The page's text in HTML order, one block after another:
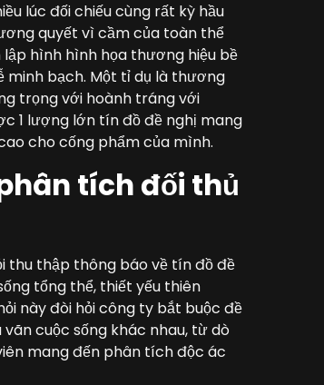
lúc đối chiếu cùng rất kỳ hầu
quyết vì cầm của toàn thể
hình hình họa thương hiệu bề
minh bạch. Một tỉ dụ là thương
trọng với hoành tráng với
1 lượng lớn tín đồ đề nghị mang
cho cống phẩm của mình.
tích đối thủ
thu thập thông báo về tín đồ đề
tổng thể, thiết yếu thiên
này đòi hỏi công ty bắt buộc đề
cuộc sống khác nhau, từ dò
mang đến phân tích độc ác